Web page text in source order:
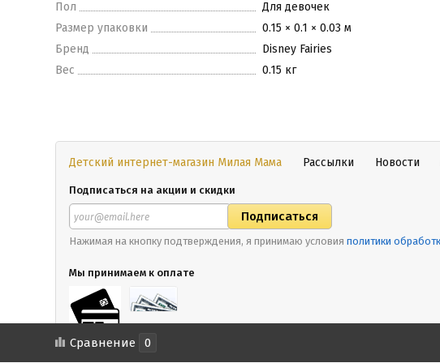
Пол
Для девочек
Размер упаковки
0.15 × 0.1 × 0.03 м
Бренд
Disney Fairies
Вес
0.15 кг
Детский интернет-магазин Милая Мама Рассылки Новости
Подписаться на акции и скидки
Нажимая на кнопку подтверждения, я принимаю условия политики
Мы принимаем к оплате
Сравнение 0